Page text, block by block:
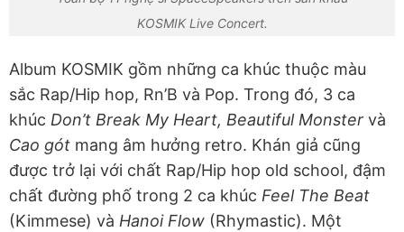
KOSMIK Live Concert.
Album KOSMIK gồm những ca khúc thuộc màu
sắc Rap/Hip hop, Rn’B và Pop. Trong đó, 3 ca
khúc Don’t Break My Heart, Beautiful Monster và
Cao gót mang âm hưởng retro. Khán giả cũng
được trở lại với chất Rap/Hip hop old school, đậm
chất đường phố trong 2 ca khúc Feel The Beat
(Kimmese) và Hanoi Flow (Rhymastic). Một